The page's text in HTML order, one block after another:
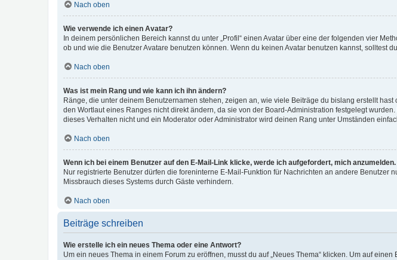
Nach oben
Wie verwende ich einen Avatar?
In deinem persönlichen Bereich kannst du unter „Profil“ einen Avatar über eine der folgenden vier
ob und wie die Benutzer Avatare benutzen können. Wenn du keinen Avatar benutzen kannst, solltest
Nach oben
Was ist mein Rang und wie kann ich ihn ändern?
Ränge, die unter deinem Benutzernamen stehen, zeigen an, wie viele Beiträge du bislang erstellt
den Wortlaut eines Ranges nicht direkt ändern, da sie von der Board-Administration festgelegt
dieses Verhalten nicht und ein Moderator oder Administrator wird deinen Rang unter Umständen
Nach oben
Wenn ich bei einem Benutzer auf den E-Mail-Link klicke, werde ich aufgefordert, mich anzumelden.
Nur registrierte Benutzer dürfen die foreninterne E-Mail-Funktion für Nachrichten an andere
Missbrauch dieses Systems durch Gäste verhindern.
Nach oben
Beiträge schreiben
Wie erstelle ich ein neues Thema oder eine Antwort?
Um ein neues Thema in einem Forum zu eröffnen, musst du auf „Neues Thema“ klicken. Um auf